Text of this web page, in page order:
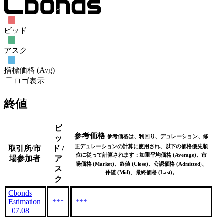
ビッド
アスク
指標価格 (Avg)
ロゴ表示
終値
取引所/市
場参加者
ビ
ッ
ド /
ア
ス
ク
参考価格 参考価格は、利回り、デュレーション、修
正デュレーションの計算に使用され、以下の価格優先順
位に従って計算されます：加重平均価格 (Average)、市
場価格 (Market)、終値 (Close)、公認価格 (Admitted)、
仲値 (Mid)、最終価格 (Last)。
Cbonds
Estimation
| 07.08
*** ***